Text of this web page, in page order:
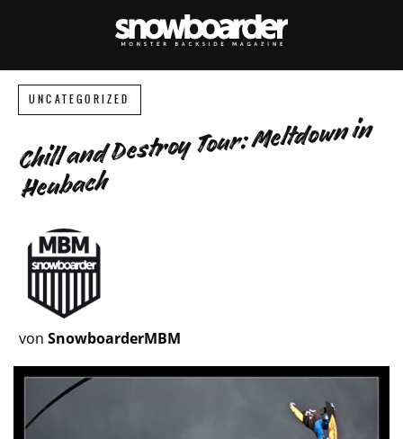
UNCATEGORIZED
Chill and Destroy Tour: Meltdown in
Heubach
von SnowboarderMBM